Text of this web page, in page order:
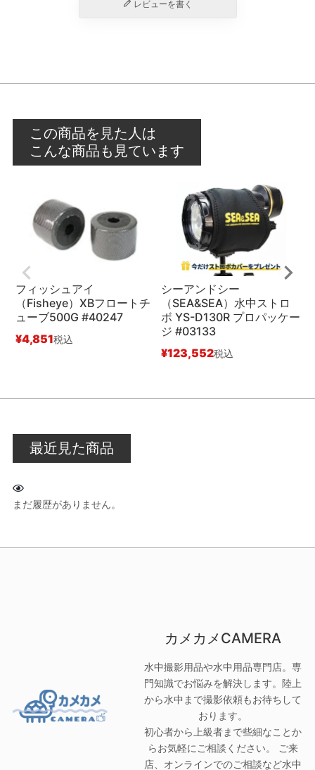
レビューを書く
この商品を見た人は
こんな商品も見ています
フィッシュアイ
（Fisheye）XBフロートチ
ューブ500G #40247
¥4,851税込
シーアンドシー
（SEA&SEA）水中ストロ
ボ YS-D130R プロパッケー
ジ #03133
¥123,552税込
最近見た商品
まだ履歴がありません。
カメカメCAMERA
水中撮影用品や水中用品専門店。専
門知識でお悩みを解決します。陸上
から水中まで撮影依頼もお待ちして
おります。
初心者から上級者まで些細なことか
らお気軽にご相談ください。 ご来
店、オンラインでのご相談など水中